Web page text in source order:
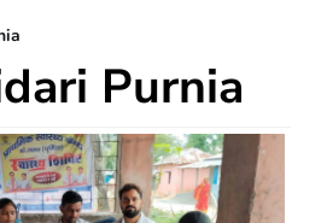
Purnia